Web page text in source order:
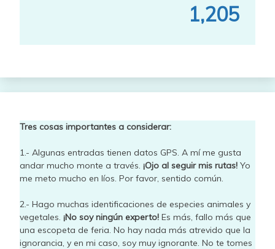
1,205
Tres cosas importantes a considerar:
1.- Algunas entradas tienen datos GPS. A mí me gusta
andar mucho monte a través. ¡Ojo al seguir mis rutas! Yo
me meto mucho en líos. Por favor, sentido común.
2.- Hago muchas identificaciones de especies animales y
vegetales. ¡No soy ningún experto! Es más, fallo más que
una escopeta de feria. No hay nada más atrevido que la
ignorancia, y en mi caso, soy muy ignorante. No te tomes